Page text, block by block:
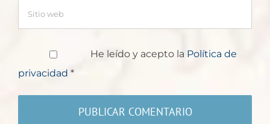
He leído y acepto la Política de
privacidad *